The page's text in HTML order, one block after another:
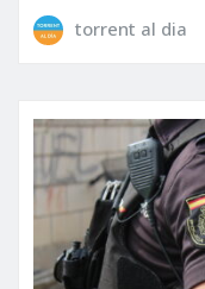
torrent al dia